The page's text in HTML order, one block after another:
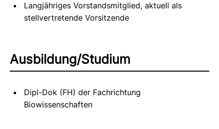
Langjähriges Vorstandsmitglied, aktuell als
stellvertretende Vorsitzende
Ausbildung/Studium
Dipl-Dok (FH) der Fachrichtung
Biowissenschaften